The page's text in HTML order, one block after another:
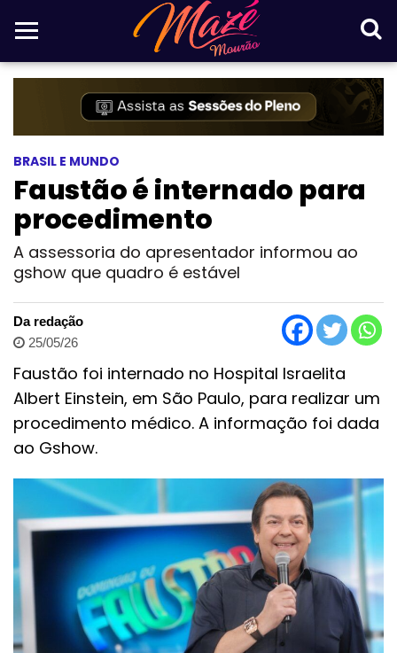
BRASIL E MUNDO
Faustão é internado para
procedimento
A assessoria do apresentador informou ao
gshow que quadro é estável
Da redação
25/05/26
Faustão foi internado no Hospital Israelita
Albert Einstein, em São Paulo, para realizar um
procedimento médico. A informação foi dada
ao Gshow.